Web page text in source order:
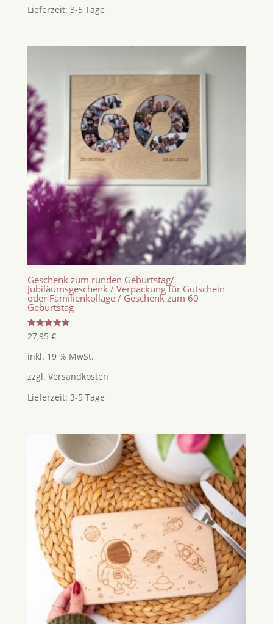
Lieferzeit: 3-5 Tage
Geschenk zum runden Geburtstag/
Jubiläumsgeschenk / Verpackung für Gutschein
oder Familienkollage / Geschenk zum 60
Geburtstag
Bewertet
mit
von 5
27,95 €
inkl. 19 % MwSt.
zzgl. Versandkosten
Lieferzeit: 3-5 Tage